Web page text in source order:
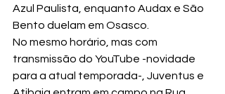
Azul Paulista, enquanto Audax e São
Bento duelam em Osasco.
No mesmo horário, mas com
transmissão do YouTube -novidade
para a atual temporada-, Juventus e